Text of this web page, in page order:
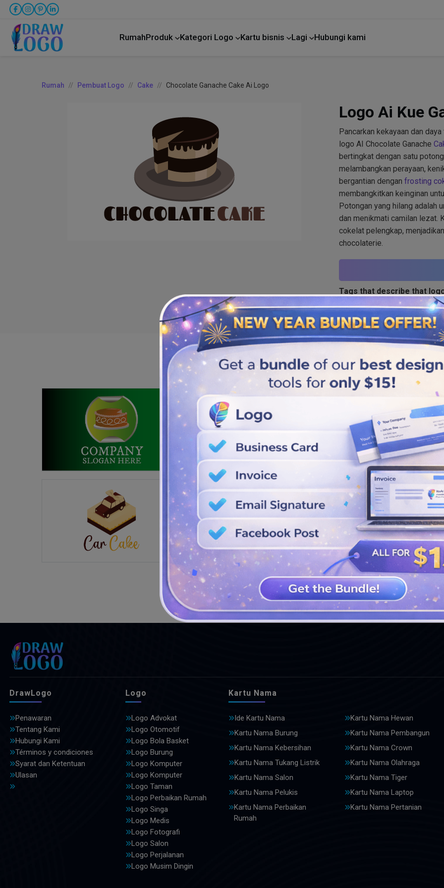
RumahProduk Kategori Logo Kartu bisnis Lagi Hubungi kami
Rumah Pembuat Logo Cake Chocolate Ganache Cake Ai Logo
Logo Ai Kue
Pancarkan kekayaan dan
logo AI Chocolate Ganache
bertingkat dengan satu
melambangkan perayaan,
bergantian dengan frosting
membangkitkan keinginan
Potongan yang hilang adalah
dan menikmati camilan lezat.
cokelat pelengkap,
chocolaterie.
Tags that describe that
Kue ,Cokelat
Similar logos
LIHAT DESAIN LEBIH LANJUT
DrawLogo
Penawaran
Tentang Kami
Hubungi Kami
Términos y condiciones
Syarat dan Ketentuan
Ulasan
Logo
Logo Advokat
Logo Otomotif
Logo Bola Basket
Logo Burung
Logo Komputer
Logo Komputer
Logo Taman
Logo Perbaikan Rumah
Logo Singa
Logo Medis
Logo Fotografi
Logo Salon
Logo Perjalanan
Logo Musim Dingin
Kartu Nama
Ide Kartu Nama
Kartu Nama Hewan
Kartu Nama Burung
Kartu Nama Pembangun
Kartu Nama Kebersihan
Kartu Nama Crown
Kartu Nama Tukang Listrik
Kartu Nama Olahraga
Kartu Nama Salon
Kartu Nama Tiger
Kartu Nama Pelukis
Kartu Nama Laptop
Kartu Nama Perbaikan
Rumah
Kartu Nama Pertanian